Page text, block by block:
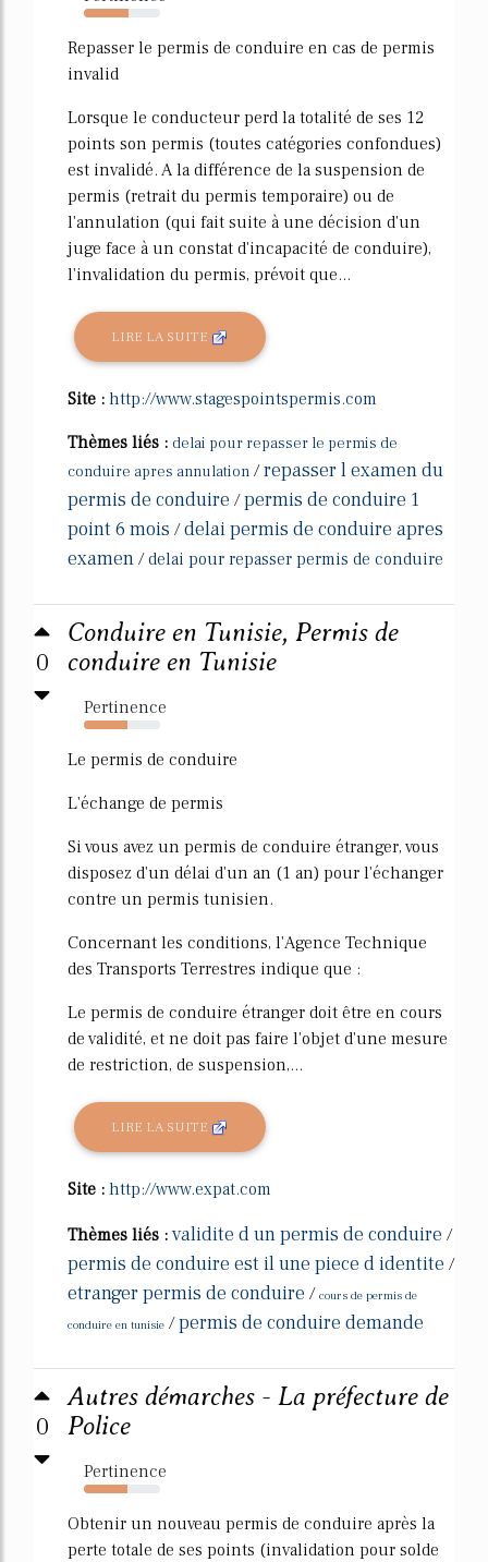
58%
Repasser le permis de conduire en cas de permis
invalid
Lorsque le conducteur perd la totalité de ses 12
points son permis (toutes catégories confondues)
est invalidé. A la différence de la suspension de
permis (retrait du permis temporaire) ou de
l'annulation (qui fait suite à une décision d'un
juge face à un constat d'incapacité de conduire),
l'invalidation du permis, prévoit que...
LIRE LA SUITE
Site : http://www.stagespointspermis.com
Thèmes liés : delai pour repasser le permis de
conduire apres annulation /repasser l examen du
permis de conduire /permis de conduire 1
point 6 mois /delai permis de conduire apres
examen /delai pour repasser permis de conduire
0
Conduire en Tunisie, Permis de
conduire en Tunisie
Pertinence
57%
Le permis de conduire
L'échange de permis
Si vous avez un permis de conduire étranger, vous
disposez d'un délai d'un an (1 an) pour l'échanger
contre un permis tunisien.
Concernant les conditions, l'Agence Technique
des Transports Terrestres indique que :
Le permis de conduire étranger doit être en cours
de validité, et ne doit pas faire l'objet d'une mesure
de restriction, de suspension,...
LIRE LA SUITE
Site : http://www.expat.com
Thèmes liés : validite d un permis de conduire /
permis de conduire est il une piece d identite /
etranger permis de conduire / cours de permis de
conduire en tunisie /permis de conduire demande
0
Autres démarches - La préfecture de
Police
Pertinence
57%
Obtenir un nouveau permis de conduire après la
perte totale de ses points (invalidation pour solde